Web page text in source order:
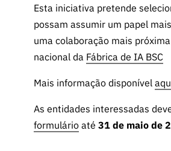
Esta iniciativa pretende
possam assumir um papel
uma colaboração mais
nacional da Fábrica de IA BSC
Mais informação disponível
As entidades interessadas
formulário até 31 de maio de